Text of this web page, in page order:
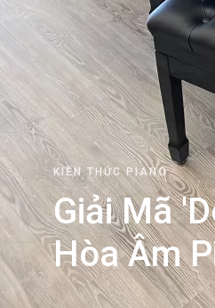
KIẾN THỨC PIANO
Giải Mã
Hòa Âm